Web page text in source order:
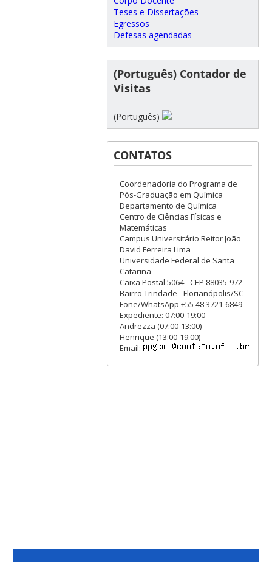
Teses e Dissertações
Egressos
Defesas agendadas
(Português) Contador de
Visitas
(Português)
CONTATOS
Coordenadoria do Programa de
Pós-Graduação em Química
Departamento de Química
Centro de Ciências Físicas e
Matemáticas
Campus Universitário Reitor João
David Ferreira Lima
Universidade Federal de Santa
Catarina
Caixa Postal 5064 - CEP 88035-972
Bairro Trindade - Florianópolis/SC
Fone/WhatsApp +55 48 3721-6849
Expediente: 07:00-19:00
Andrezza (07:00-13:00)
Henrique (13:00-19:00)
Email: